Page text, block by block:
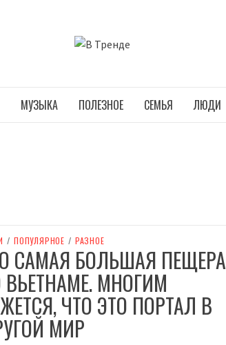
МУЗЫКА ПОЛЕЗНОЕ СЕМЬЯ ЛЮДИ
/ ПОПУЛЯРНОЕ / РАЗНОЕ
САМАЯ БОЛЬШАЯ ПЕЩЕРА
ВЬЕТНАМЕ. МНОГИМ
ЧТО ЭТО ПОРТАЛ В
МИР